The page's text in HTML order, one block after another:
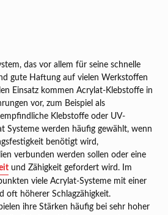
das vor allem für seine schnelle
gute Haftung auf vielen Werkstoffen
Einsatz kommen Acrylat-Klebstoffe in
vor, zum Beispiel als
Klebstoffe oder UV-
Systeme werden häufig gewählt, wenn
benötigt wird,
verbunden werden sollen oder eine
und Zähigkeit gefordert wird. Im
viele Acrylat-Systeme mit einer
oft höherer Schlagzähigkeit.
ihre Stärken häufig bei sehr hoher